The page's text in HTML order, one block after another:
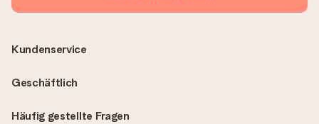
Häufig gestellte Fragen
Kundenservice
Geschäftlich